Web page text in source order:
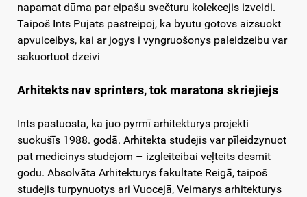
napamat dūma par eipašu svečturu kolekcejis izveidi.
Taipoš Ints Pujats pastreipoj, ka byutu gotovs aizsuokt
apvuiceibys, kai ar jogys i vyngruošonys paleidzeibu var
sakuortuot dzeivi
Arhitekts nav sprinters, tok maratona skriejiejs
Ints pastuosta, ka juo pyrmī arhitekturys projekti
suokušīs 1988. godā. Arhitekta studejis var pīleidzynuot
pat medicinys studejom – izgleiteibai veļteits desmit
godu. Absolvāta Arhitekturys fakultate Reigā, taipoš
studejis turpynuotys ari Vuocejā, Veimarys arhitekturys